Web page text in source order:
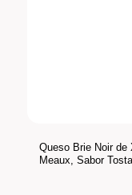
Queso Brie Noir de
Meaux, Sabor